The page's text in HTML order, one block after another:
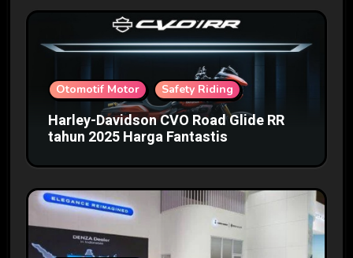
Otomotif Motor Safety Riding
Harley-Davidson CVO Road Glide RR
tahun 2025 Harga Fantastis